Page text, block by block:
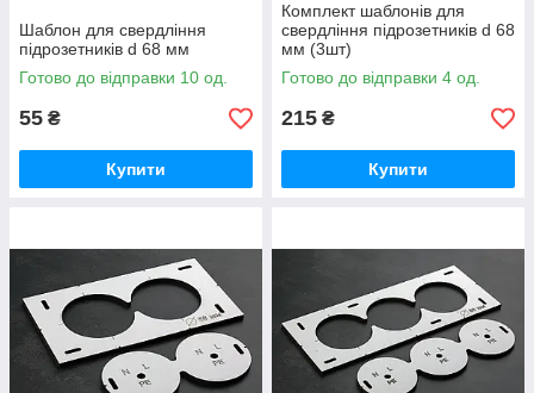
Шаблон для свердління
підрозетників d 68 мм
Готово до відправки 10 од.
55 ₴
Купити
Комплект шаблонів для
свердління підрозетників d 68
мм (3шт)
Готово до відправки 4 од.
215 ₴
Купити